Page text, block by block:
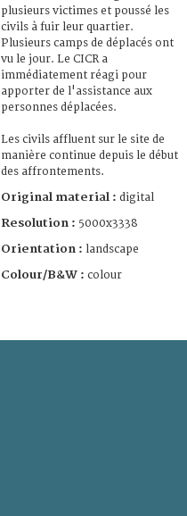
plusieurs victimes et poussé les
civils à fuir leur quartier.
Plusieurs camps de déplacés ont
vu le jour. Le CICR a
immédiatement réagi pour
apporter de l'assistance aux
personnes déplacées.
Les civils affluent sur le site de
manière continue depuis le début
des affrontements.
Original material : digital
Resolution : 5000x3338
Orientation : landscape
Colour/B&W : colour